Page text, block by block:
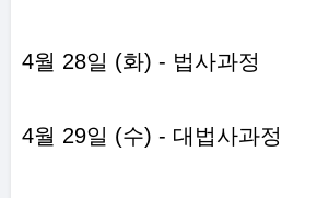
4월 28일 (화) - 법사과정
4월 29일 (수) - 대법사과정